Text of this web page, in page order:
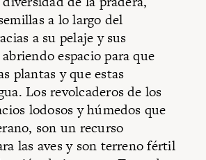
a lo largo del
a su pelaje y sus
espacio para que
plantas y que estas
Los revolcaderos de los
lodosos y húmedos que
son un recurso
las aves y son terreno fértil